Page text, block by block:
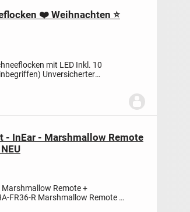
❤️ Weihnachten ⭐
mit LEDInkl. 10
Unversicherter
- InEar - Marshmallow Remote
Marshmallow Remote +
FR36-R Marshmallow Remote +